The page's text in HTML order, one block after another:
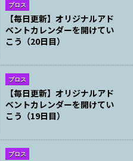
ブロス
【毎日更新】オリジナルアド
ベントカレンダーを開けてい
こう（20日目）
ブロス
【毎日更新】オリジナルアド
ベントカレンダーを開けてい
こう（19日目）
ブロス